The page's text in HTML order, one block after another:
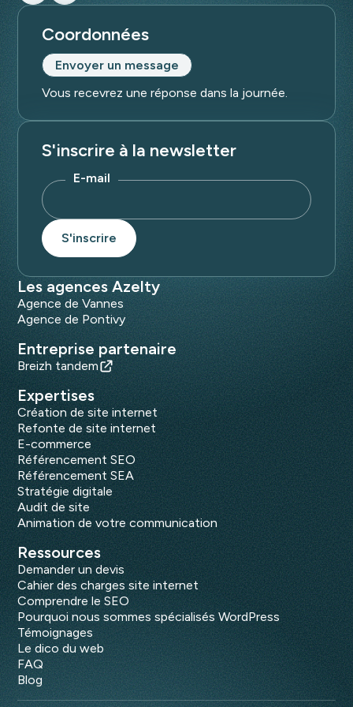
Coordonnées
Envoyer un message
Vous recevrez une réponse dans la journée.
S'inscrire à la newsletter
E-mail
Les agences Azelty
Agence de Vannes
Agence de Pontivy
Entreprise partenaire
Breizh tandem
Expertises
Création de site internet
Refonte de site internet
E-commerce
Référencement SEO
Référencement SEA
Stratégie digitale
Audit de site
Animation de votre communication
Ressources
Demander un devis
Cahier des charges site internet
Comprendre le SEO
Pourquoi nous sommes spécialisés WordPress
Témoignages
Le dico du web
FAQ
Blog